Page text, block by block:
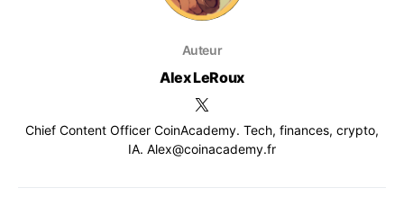
Auteur
Alex LeRoux
Chief Content Officer CoinAcademy. Tech, finances, crypto,
IA. Alex@coinacademy.fr